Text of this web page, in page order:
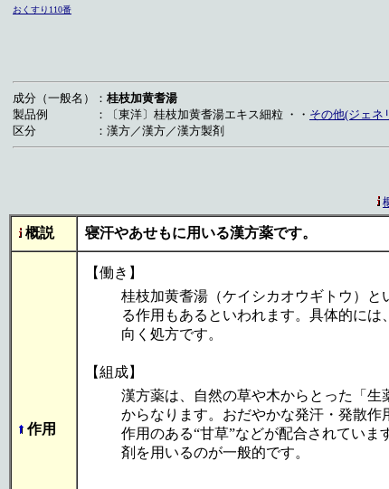
おくすり110番
成分（一般名） ： 桂枝加黄耆湯
製品例
： 〔東洋〕桂枝加黄耆湯エキス細粒 ・・ その他(ジェネ
区分
： 漢方／漢方／漢方製剤
概説 寝汗やあせもに用いる漢方薬です。
作用
【働き】
桂枝加黄耆湯（ケイシカオウギトウ）
る作用もあるといわれます。具体的に
向く処方です。
【組成】
漢方薬は、自然の草や木からとった「
からなります。おだやかな発汗・発散作
作用のある“甘草”などが配合されてい
剤を用いるのが一般的です。